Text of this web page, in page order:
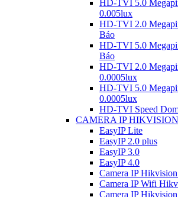
HD-TVI 5.0
0.005lux
HD-TVI 2.0
Báo
HD-TVI 5.0
Báo
HD-TVI 2.0
0.0005lux
HD-TVI 5.0
0.0005lux
HD-TVI Speed
CAMERA IP HIKVISION
EasyIP Lite
EasyIP 2.0 plus
EasyIP 3.0
EasyIP 4.0
Camera IP
Camera IP Wifi
Camera IP